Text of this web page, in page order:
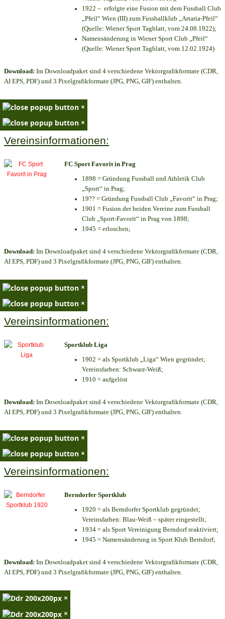
1922 – erfolgte eine Fusion mit dem Fussball Club
„Pfeil“ Wien (III) zum Fussballklub „Artaria-Pfeil“
(Quelle: Wiener Sport Tagblatt, vom 24.08.1922);
Namensänderung in Wiener Sport Club „Pfeil“
(Quelle: Wiener Sport Tagblatt, vom 12.02.1924)
Download: Im Downloadpaket sind 4 verschiedene Vektorgrafikformate (CDR,
AI EPS, PDF) und 3 Pixelgrafikformate (JPG, PNG, GIF) enthalten.
×
×
Vereinsinformationen:
FC Sport Favorit in Prag
1898 = Gründung Fussball und Athletik Club
„Sport“ in Prag;
19?? = Gründung Fussball Club „Favorit“ in Prag;
1901 = Fusion der beiden Vereine zum Fussball
Club „Sport-Favorit“ in Prag von 1898;
1945 = erloschen;
Download: Im Downloadpaket sind 4 verschiedene Vektorgrafikformate (CDR,
AI EPS, PDF) und 3 Pixelgrafikformate (JPG, PNG, GIF) enthalten.
×
×
Vereinsinformationen:
Sportklub Liga
1902 = als Sportklub „Liga“ Wien gegründet;
Vereinsfarben: Schwarz-Weiß;
1910 = aufgelöst
Download: Im Downloadpaket sind 4 verschiedene Vektorgrafikformate (CDR,
AI EPS, PDF) und 3 Pixelgrafikformate (JPG, PNG, GIF) enthalten.
×
×
Vereinsinformationen:
Berndorfer Sportklub
1920 = als Berndorfer Sportklub gegründet;
Vereinsfarben: Blau-Weiß – später eingestellt;
1934 = als Sport Vereinigung Berndorf reaktiviert;
1945 = Namensänderung in Sport Klub Berndorf;
Download: Im Downloadpaket sind 4 verschiedene Vektorgrafikformate (CDR,
AI EPS, PDF) und 3 Pixelgrafikformate (JPG, PNG, GIF) enthalten.
×
×